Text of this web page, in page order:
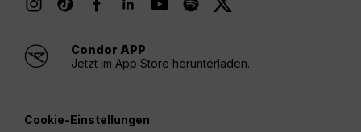
Condor APP
Jetzt im App Store herunterladen.
Cookie-Einstellungen